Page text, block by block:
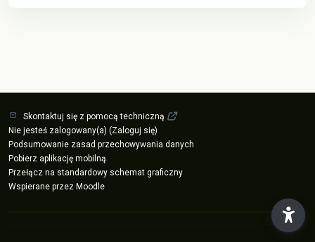
Skontaktuj się z pomocą techniczną
Nie jesteś zalogowany(a) (Zaloguj się)
Podsumowanie zasad przechowywania danych
Pobierz aplikację mobilną
Przełącz na standardowy schemat graficzny
Wspierane przez Moodle